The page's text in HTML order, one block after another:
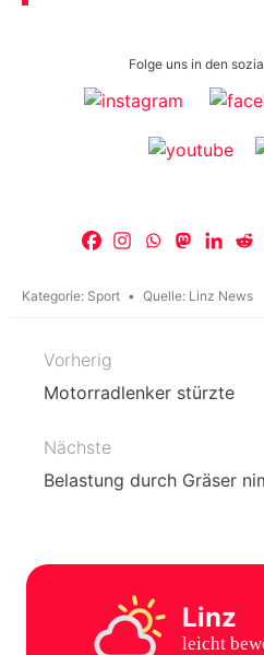
Folge uns in den
Kategorie: Sport Quelle: Linz News
Vorherig
Motorradlenker stürzte
Nächste
Belastung durch Gräser
Linz
leicht